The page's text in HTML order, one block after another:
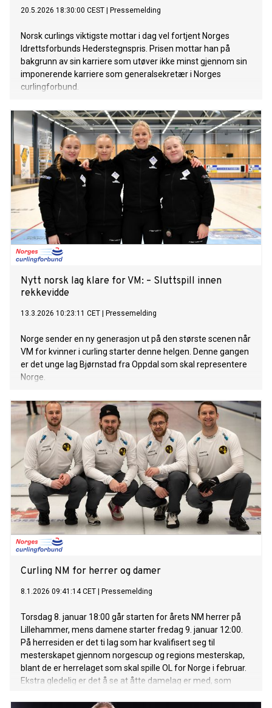
20.5.2026 18:30:00 CEST Pressemelding
Norsk curlings viktigste mottar i dag vel fortjent Norges
Idrettsforbunds Hederstegnspris. Prisen mottar han på
bakgrunn av sin karriere som utøver ikke minst gjennom sin
imponerende karriere som generalsekretær i Norges
curlingforbund.
Nytt norsk lag klare for VM: – Sluttspill innen
rekkevidde
13.3.2026 10:23:11 CET Pressemelding
Norge sender en ny generasjon ut på den største scenen når
VM for kvinner i curling starter denne helgen. Denne gangen
er det unge lag Bjørnstad fra Oppdal som skal representere
Norge.
Curling NM for herrer og damer
8.1.2026 09:41:14 CET Pressemelding
Torsdag 8. januar 18:00 går starten for årets NM herrer på
Lillehammer, mens damene starter fredag 9. januar 12:00.
På herresiden er det ti lag som har kvalifisert seg til
mesterskapet gjennom norgescup og regions mesterskap,
blant de er herrelaget som skal spille OL for Norge i februar.
Ekstra gledelig er det å se at åtte damelag er med, som